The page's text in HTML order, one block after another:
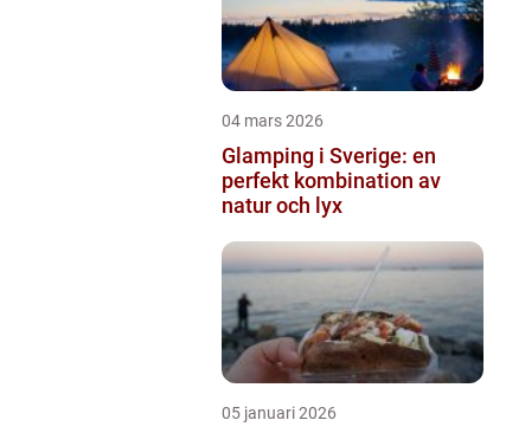
04 mars 2026
Glamping i Sverige: en
perfekt kombination av
natur och lyx
05 januari 2026